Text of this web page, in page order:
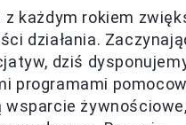
z każdym rokiem
działania.
dziś
programami
wsparcie żywnościowe,